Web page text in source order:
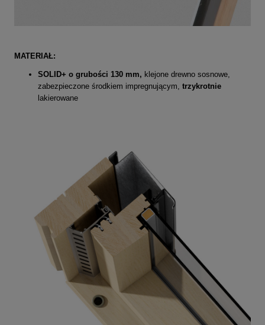
MATERIAŁ:
SOLID+ o grubości 130 mm, klejone drewno sosnowe,
zabezpieczone środkiem impregnującym, trzykrotnie
lakierowane